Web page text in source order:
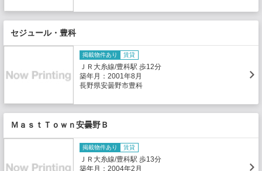
セジュール・豊科
掲載物件あり 賃貸
ＪＲ大糸線/豊科駅 歩12分
築年月：2001年8月
長野県安曇野市豊科
ＭａｓｔＴｏｗｎ安曇野Ｂ
掲載物件あり 賃貸
ＪＲ大糸線/豊科駅 歩13分
築年月：2004年2月